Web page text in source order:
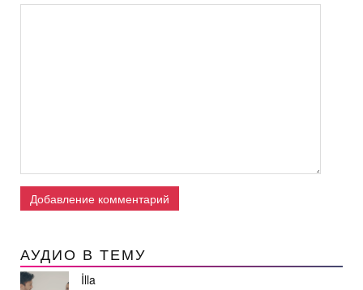
Добавление комментарий
АУДИО В ТЕМУ
İlla